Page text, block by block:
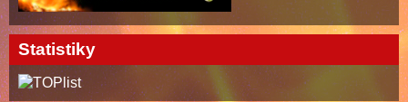
Statistiky